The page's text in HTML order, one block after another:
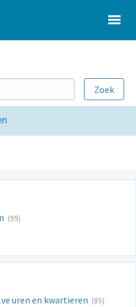
(99)
uren en kwartieren (85)